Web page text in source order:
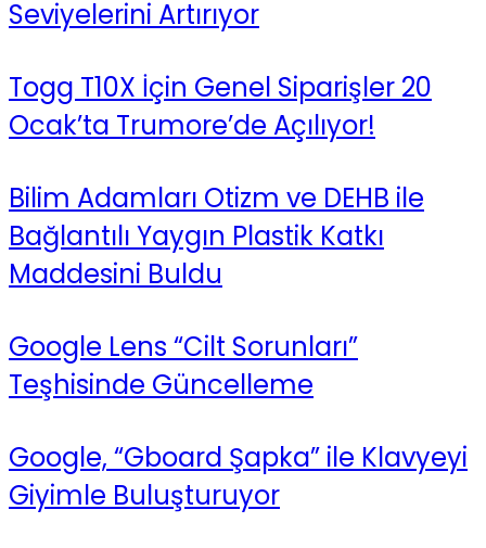
Seviyelerini Artırıyor
Togg T10X İçin Genel Siparişler 20
Ocak’ta Trumore’de Açılıyor!
Bilim Adamları Otizm ve DEHB ile
Bağlantılı Yaygın Plastik Katkı
Maddesini Buldu
Google Lens “Cilt Sorunları”
Teşhisinde Güncelleme
Google, “Gboard Şapka” ile Klavyeyi
Giyimle Buluşturuyor